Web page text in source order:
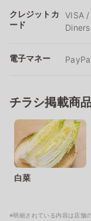
クレジットカ
ード
VISA
電子マネー
チラシ掲載商
白菜
※明細されている内容は店舗